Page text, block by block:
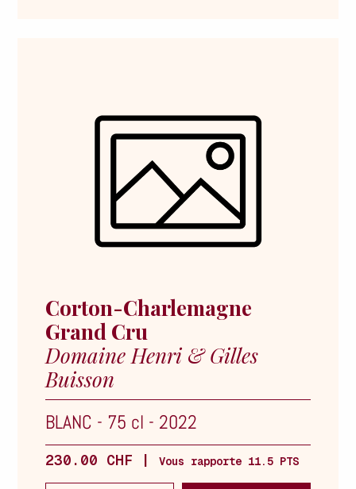
Corton-Charlemagne
Grand Cru
Domaine Henri & Gilles
Buisson
BLANC - 75 cl - 2022
230.00 CHF | Vous rapporte 11.5 PTS